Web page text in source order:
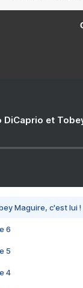
DiCaprio et
Maguire, c'est lui
6
5
4